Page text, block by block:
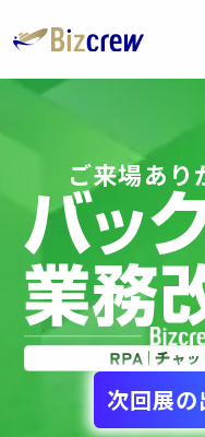
ご来場あり
次回展